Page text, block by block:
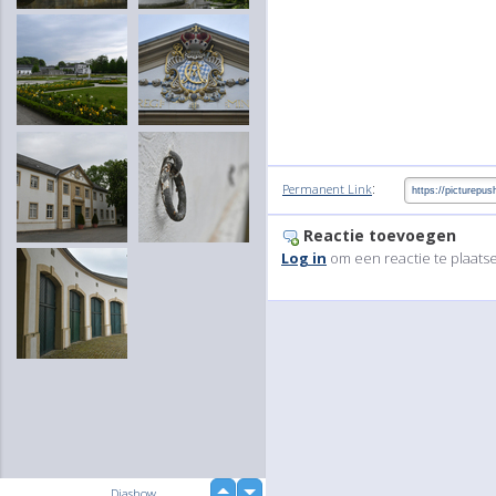
Permanent Link:
Reactie toevoegen
Log in om een reactie te